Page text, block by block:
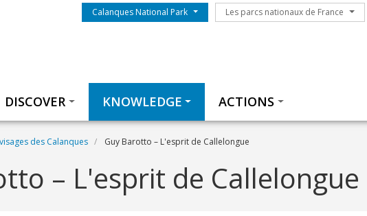
Menu du parc
Calanques National Park Les parcs nationaux de France
Les parcs nationaux de France
DISCOVER KNOWLEDGE ACTIONS
des Calanques Guy Barotto – L'esprit de Callelongue
– L'esprit de Callelongue